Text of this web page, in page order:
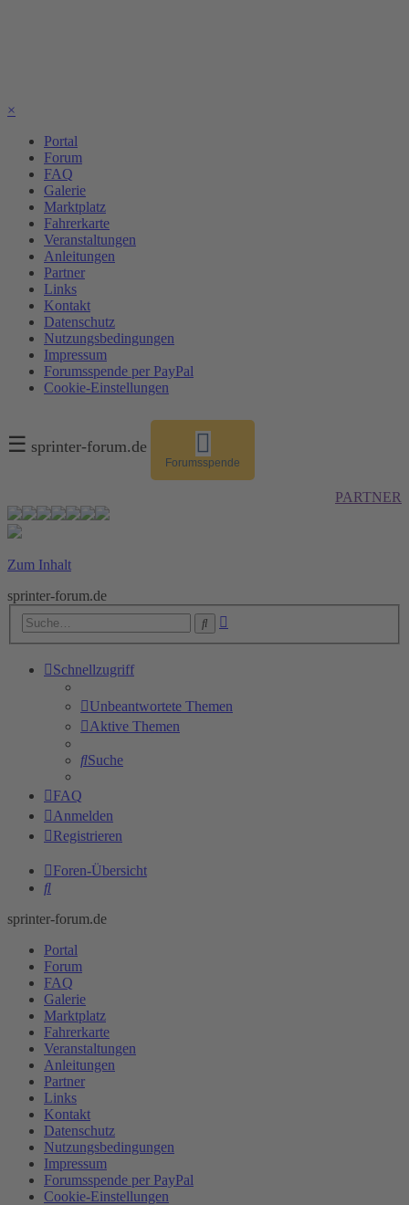
×
Portal
Forum
FAQ
Galerie
Marktplatz
Fahrerkarte
Veranstaltungen
Anleitungen
Partner
Links
Kontakt
Datenschutz
Nutzungsbedingungen
Impressum
Forumsspende per PayPal
Cookie-Einstellungen
☰ sprinter-forum.de
Forumsspende
PARTNER
Zum Inhalt
sprinter-forum.de
Suche
Schnellzugriff
Unbeantwortete Themen
Aktive Themen
Suche
FAQ
Anmelden
Registrieren
Foren-Übersicht
Suche
sprinter-forum.de
Portal
Forum
FAQ
Galerie
Marktplatz
Fahrerkarte
Veranstaltungen
Anleitungen
Partner
Links
Kontakt
Datenschutz
Nutzungsbedingungen
Impressum
Forumsspende per PayPal
Cookie-Einstellungen